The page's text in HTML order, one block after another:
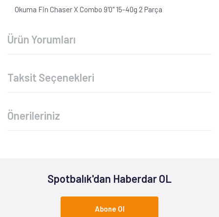
Okuma Fin Chaser X Combo 9'0'' 15-40g 2 Parça
Ürün Yorumları
Taksit Seçenekleri
Önerileriniz
Spotbalık'dan Haberdar OL
Abone Ol